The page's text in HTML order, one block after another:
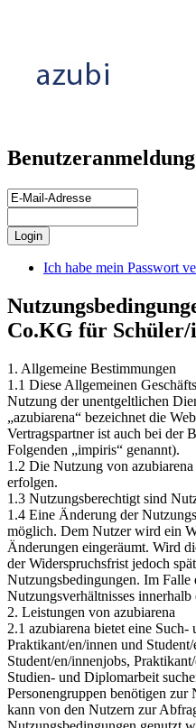
Benutzeranmeldung
Ich habe mein Passwort
Co.KG für Schüler/
1. Allgemeine Bestimmungen
1.1 Diese Allgemeinen
Nutzung der unentgeltlichen
„azubiarena“ bezeichnet die
Vertragspartner ist auch bei
Folgenden „impiris“ genannt).
1.2 Die Nutzung von
erfolgen.
1.3 Nutzungsberechtigt sind
1.4 Eine Änderung der
möglich. Dem Nutzer wird ein
Änderungen eingeräumt. Wird
der Widerspruchsfrist jedoch
Nutzungsbedingungen. Im Falle
Nutzungsverhältnisses
2. Leistungen von azubiarena
2.1 azubiarena bietet eine
Praktikant/en/innen und
Student/en/innenjobs,
Studien- und Diplomarbeit
Personengruppen benötigen
kann von den Nutzern zur